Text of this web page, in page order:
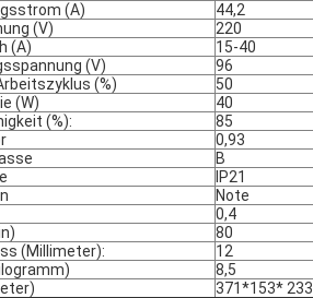
(A)
44,2
(V)
220
(A)
15-40
(V)
96
(%)
50
(W)
40
(%):
85
0,93
B
IP21
Note
0,4
80
(Millimeter):
12
8,5
371*153* 233